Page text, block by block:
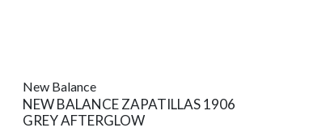
New Balance
NEW BALANCE ZAPATILLAS 1906
GREY AFTERGLOW